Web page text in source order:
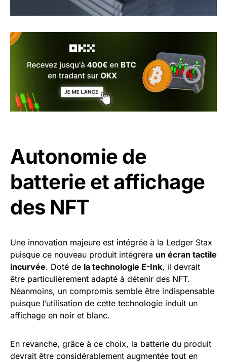
Autonomie de
batterie et affichage
des NFT
Une innovation majeure est intégrée à la Ledger Stax
puisque ce nouveau produit intégrera un écran tactile
incurvée. Doté de la technologie E-Ink, il devrait
être particulièrement adapté à détenir des NFT.
Néanmoins, un compromis semble être indispensable
puisque l’utilisation de cette technologie induit un
affichage en noir et blanc.
En revanche, grâce à ce choix, la batterie du produit
devrait être considérablement augmentée tout en